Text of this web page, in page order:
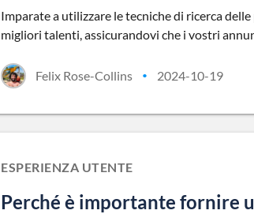
Imparate a utilizzare le tecniche di ricerca
migliori talenti, assicurandovi che i vostri
Felix Rose-Collins • 2024-10-19
ESPERIENZA UTENTE
Perché è importante fornire